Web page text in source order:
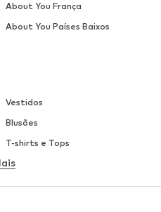
Vestidos
Blusões
T-shirts e Tops
Roupa interior
Blusas e Túnicas
About You França
About You Países Baixos